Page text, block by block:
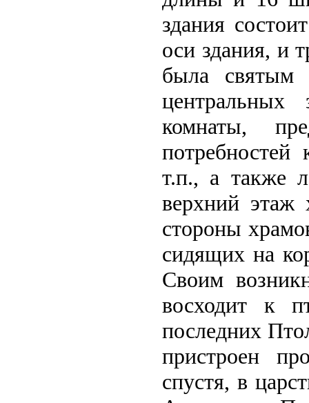
здания
оси здания, и
была святым
комнаты,
т.п., а также
верхний этаж
стороны
сидящих на
Своим
восходит к
последних
пристроен
спустя, в